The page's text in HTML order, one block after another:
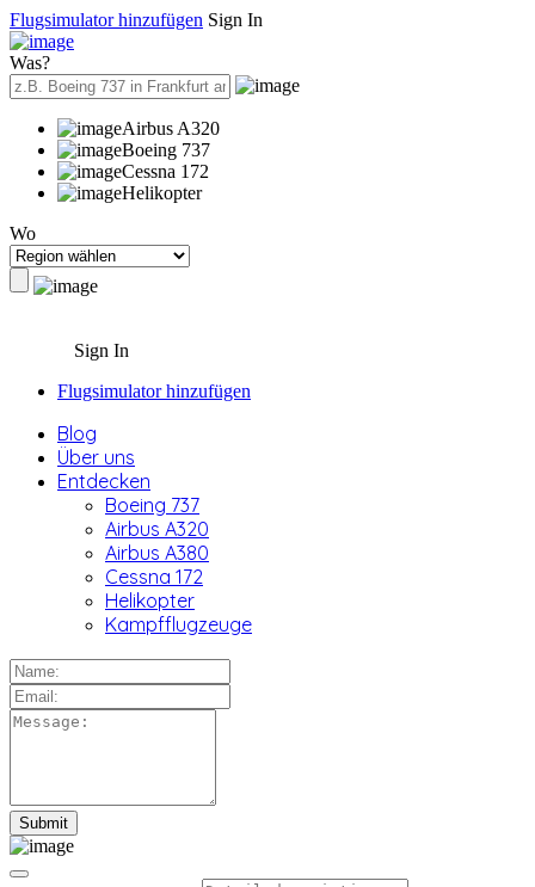
Flugsimulator hinzufügen Sign In
Was?
Airbus A320
Boeing 737
Cessna 172
Helikopter
Wo
Sign In
Flugsimulator hinzufügen
Blog
Über uns
Entdecken
Boeing 737
Airbus A320
Airbus A380
Cessna 172
Helikopter
Kampfflugzeuge